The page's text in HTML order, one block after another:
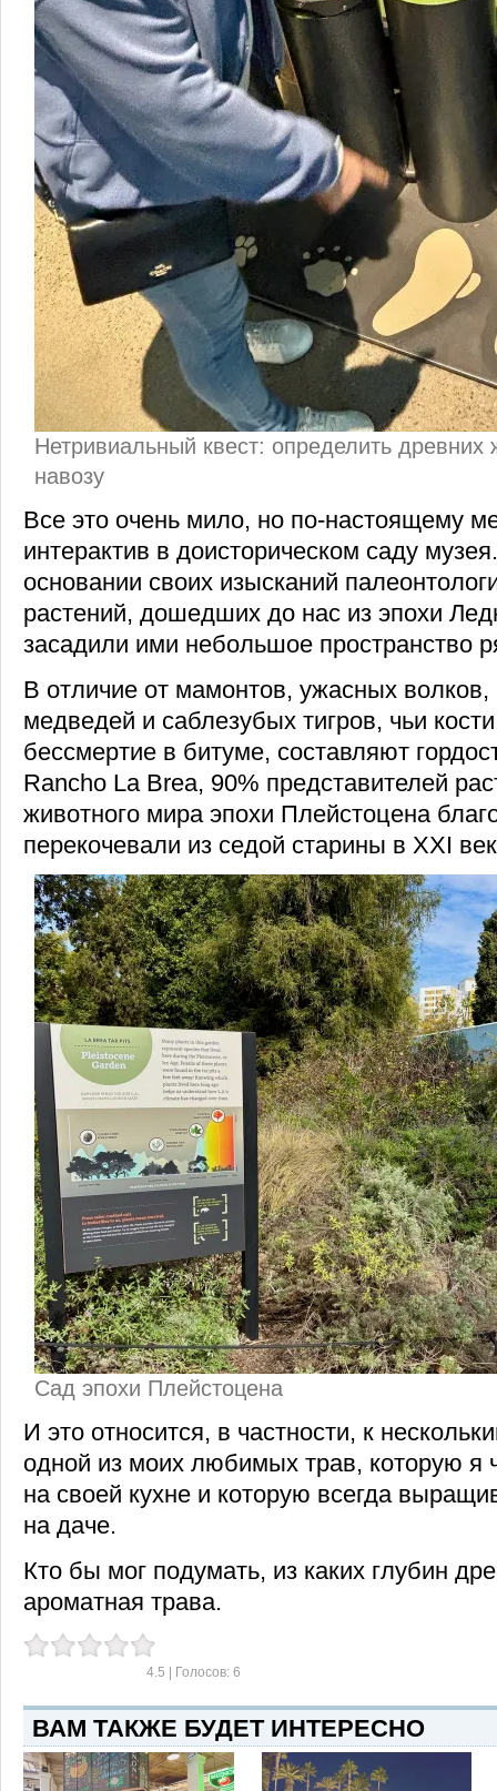
Нетривиальный квест: определить древних
навозу
Все это очень мило, но по-настоящему
интерактив в доисторическом саду
основании своих изысканий
растений, дошедших до нас из эпохи
засадили ими небольшое пространство
В отличие от мамонтов, ужасных волков,
медведей и саблезубых тигров, чьи
бессмертие в битуме, составляют
Rancho La Brea, 90% представителей
животного мира эпохи Плейстоцена
перекочевали из седой старины в XXI
Сад эпохи Плейстоцена
И это относится, в частности, к
одной из моих любимых трав, которую я
на своей кухне и которую всегда
на даче.
Кто бы мог подумать, из каких глубин
ароматная трава.
4.5 | Голосов: 6
ВАМ ТАКЖЕ БУДЕТ ИНТЕРЕСНО